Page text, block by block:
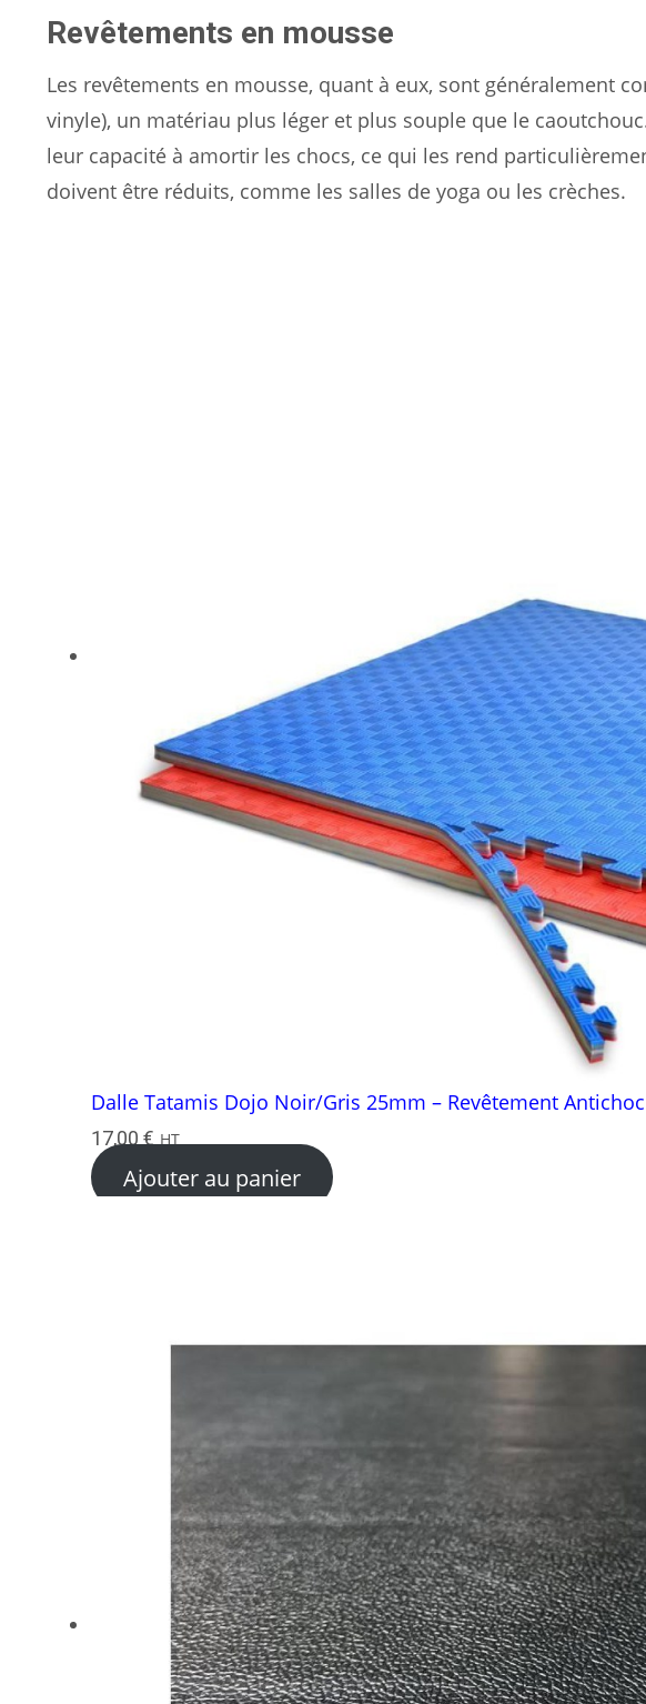
Revêtements en mousse
Les revêtements en mousse, quant à eux, sont généralement
vinyle), un matériau plus léger et plus souple que le
leur capacité à amortir les chocs, ce qui les rend
doivent être réduits, comme les salles de yoga ou les crèches.
Dalle Tatamis Dojo Noir/Gris 25mm – Revêtement
17,00€ HT
Ajouter au panier